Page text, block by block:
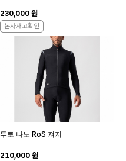
230,000 원
본사재고확인
투토 나노 RoS 져지
210,000 원